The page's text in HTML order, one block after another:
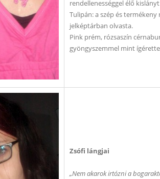
rendellenességgel élő
Tulipán: a szép és
jelképtárban olvasta.
Pink prém, rózsaszín
gyöngyszemmel mint
Zsófi lángjai
„Nem akarok irtózni a